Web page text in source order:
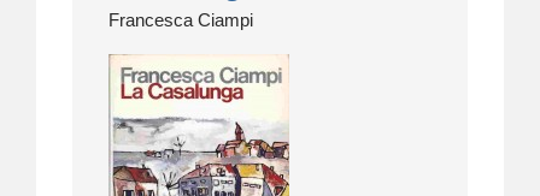
Francesca Ciampi